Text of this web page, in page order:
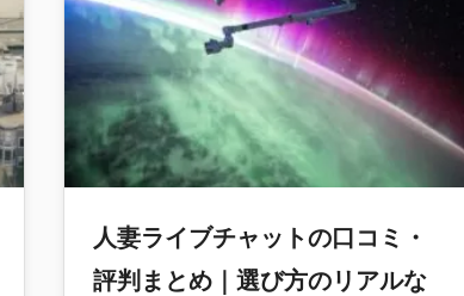
人妻ライブチャットの口コミ・
評判まとめ｜選び方のリアルな